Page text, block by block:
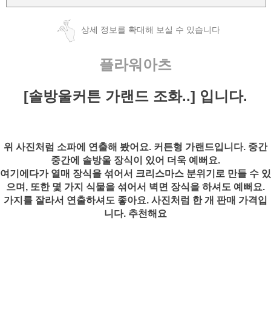
상세 정보를 확대해 보실 수 있습니다
플라워아츠
[솔방울커튼 가랜드 조화..] 입니다.
위 사진처럼 소파에 연출해 봤어요. 커튼형 가랜드입니다. 중간
중간에 솔방울 장식이 있어 더욱 예뻐요.
여기에다가 열매 장식을 섞어서 크리스마스 분위기로 만들 수 있
으며, 또한 몇 가지 식물을 섞어서 벽면 장식을 하셔도 예뻐요.
가지를 잘라서 연출하셔도 좋아요. 사진처럼 한 개 판매 가격입
니다. 추천해요